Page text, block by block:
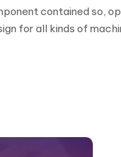
contained so,
for all kinds of